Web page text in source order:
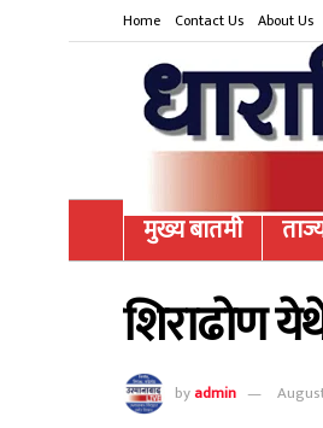
Home Contact Us About Us
मुख्य बातमी
शिराढोण
byadmin